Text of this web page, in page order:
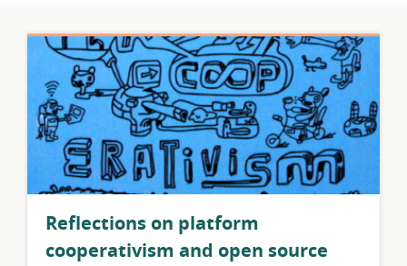
Reflections on platform
cooperativism and open source